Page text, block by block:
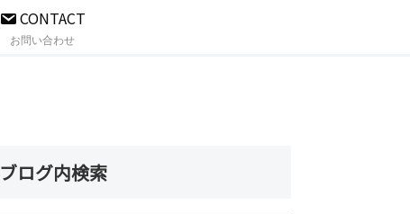
CONTACT
お問い合わせ
ブログ内検索